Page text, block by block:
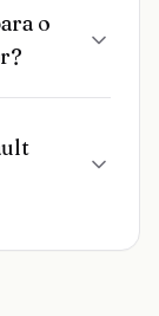
o